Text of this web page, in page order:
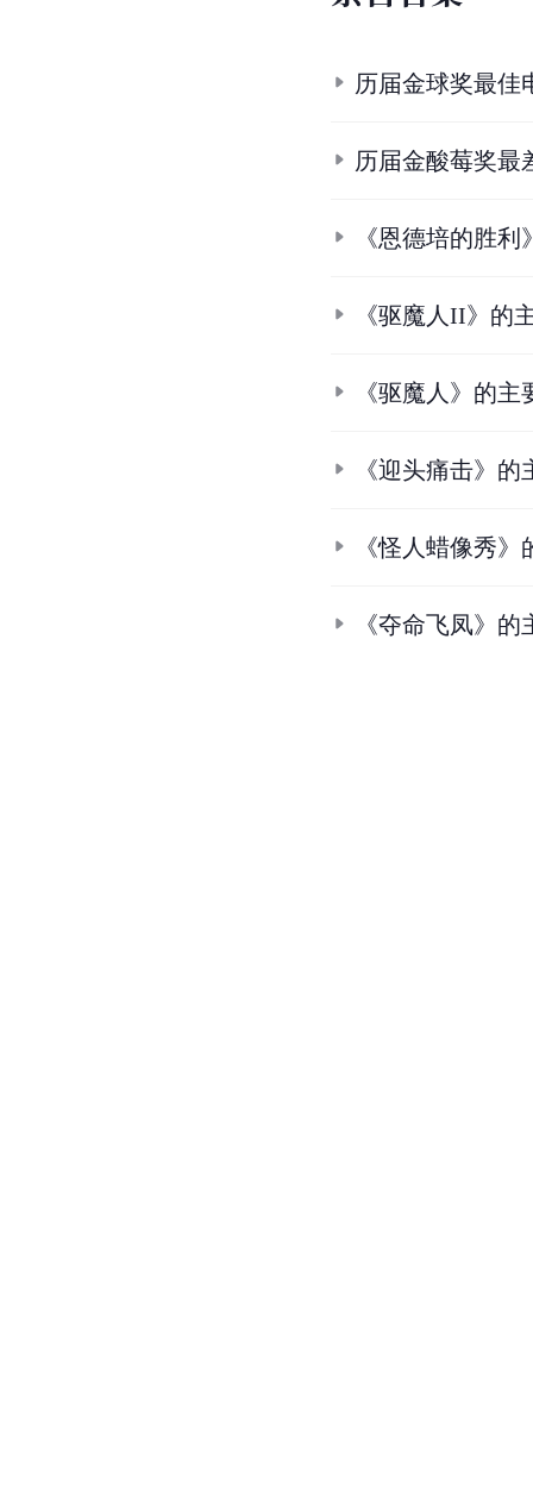
历届金球奖最佳
历届金酸莓奖最
《恩德培的胜
《驱魔人II》的
《驱魔人》的主
《迎头痛击》的
《怪人蜡像秀
《夺命飞凤》的